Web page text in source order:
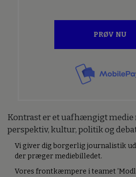
PRØV NU
Kontrast er et uafhængigt medie
perspektiv, kultur, politik og
Vi giver dig borgerlig journalistik
der præger mediebilledet.
Vores frontkæmpere i teamet